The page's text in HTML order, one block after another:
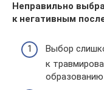
Неправильно
к негативным
Выбор
к